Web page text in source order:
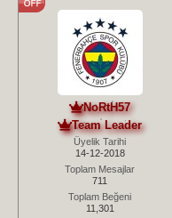
NoRtH57
Team Leader
Üyelik Tarihi
14-12-2018
Toplam Mesajlar
711
Toplam Beğeni
11,301